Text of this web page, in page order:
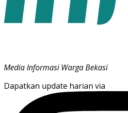
Media Informasi Warga Bekasi
Dapatkan update harian via